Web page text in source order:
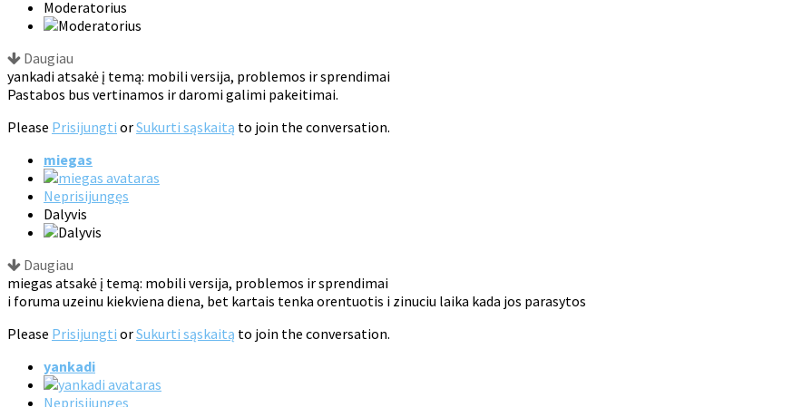
Moderatorius
Daugiau
yankadi atsakė į temą: mobili versija, problemos ir sprendimai
Pastabos bus vertinamos ir daromi galimi pakeitimai.
Please Prisijungti orSukurti sąskaitą to join the conversation.
miegas
Neprisijungęs
Dalyvis
Daugiau
miegas atsakė į temą: mobili versija, problemos ir sprendimai
i foruma uzeinu kiekviena diena, bet kartais tenka orentuotis i zinuciu laika kada jos parasytos
Please Prisijungti orSukurti sąskaitą to join the conversation.
yankadi
Neprisijungęs